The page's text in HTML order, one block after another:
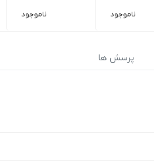
ناموجود ناموجود
پرسش ها